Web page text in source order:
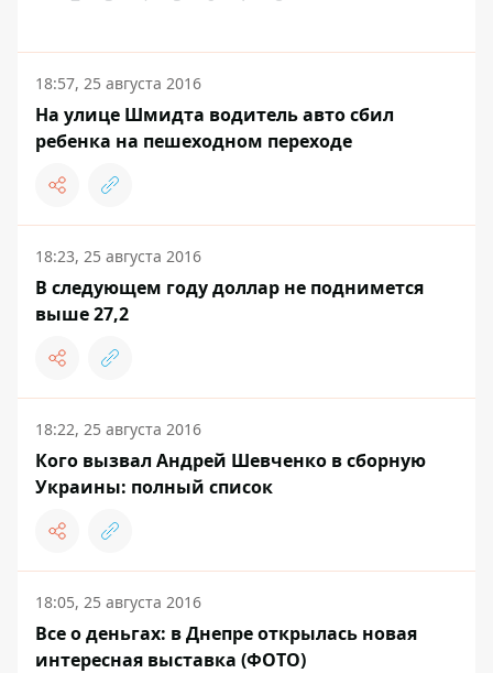
18:57, 25 августа 2016
На улице Шмидта водитель авто сбил
ребенка на пешеходном переходе
18:23, 25 августа 2016
В следующем году доллар не поднимется
выше 27,2
18:22, 25 августа 2016
Кого вызвал Андрей Шевченко в сборную
Украины: полный список
18:05, 25 августа 2016
Все о деньгах: в Днепре открылась новая
интересная выставка (ФОТО)